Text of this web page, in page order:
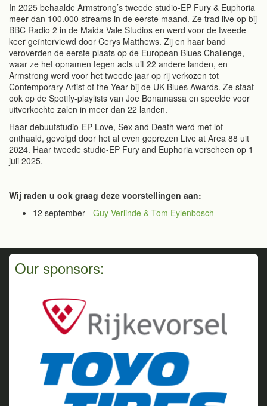
In 2025 behaalde Armstrong’s tweede studio-EP Fury & Euphoria
meer dan 100.000 streams in de eerste maand. Ze trad live op bij
BBC Radio 2 in de Maida Vale Studios en werd voor de tweede
keer geïnterviewd door Cerys Matthews. Zij en haar band
veroverden de eerste plaats op de European Blues Challenge,
waar ze het opnamen tegen acts uit 22 andere landen, en
Armstrong werd voor het tweede jaar op rij verkozen tot
Contemporary Artist of the Year bij de UK Blues Awards. Ze staat
ook op de Spotify-playlists van Joe Bonamassa en speelde voor
uitverkochte zalen in meer dan 22 landen.
Haar debuutstudio-EP Love, Sex and Death werd met lof
onthaald, gevolgd door het al even geprezen Live at Area 88 uit
2024. Haar tweede studio-EP Fury and Euphoria verscheen op 1
juli 2025.
Wij raden u ook graag deze voorstellingen aan:
12 september - Guy Verlinde & Tom Eylenbosch
Our sponsors: